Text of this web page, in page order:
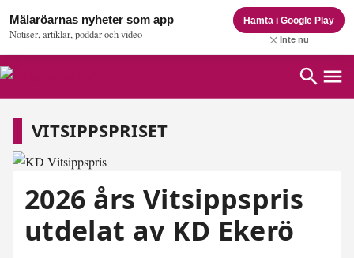
Mälaröarnas nyheter som app
Notiser, artiklar, poddar och video
Hämta i Google Play
Inte nu
Vitsippspriset
VITSIPPSPRISET
2026 års Vitsippspris
utdelat av KD Ekerö